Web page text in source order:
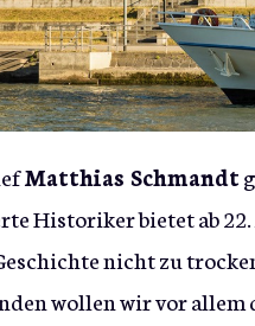
Matthias Schmandt
Historiker bietet ab
nicht zu
wollen wir vor